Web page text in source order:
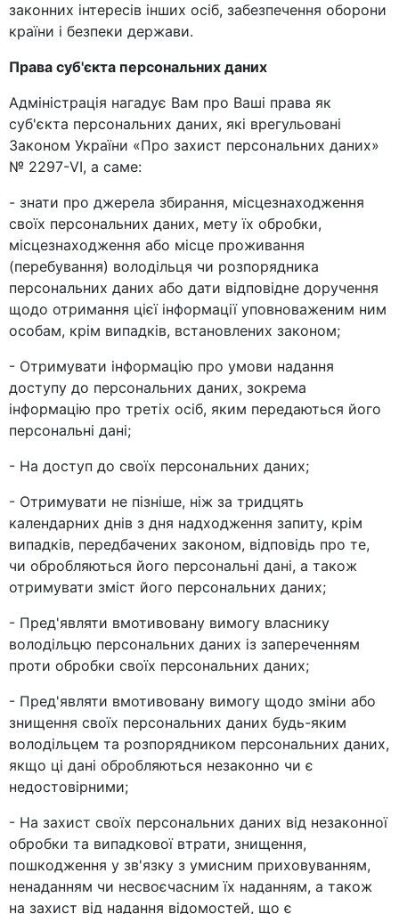
законних інтересів інших осіб, забезпечення оборони
країни і безпеки держави.
Права суб'єкта персональних даних
Адміністрація нагадує Вам про Ваші права як
суб'єкта персональних даних, які врегульовані
Законом України «Про захист персональних даних»
№ 2297-VI, а саме:
- знати про джерела збирання, місцезнаходження
своїх персональних даних, мету їх обробки,
місцезнаходження або місце проживання
(перебування) володільця чи розпорядника
персональних даних або дати відповідне доручення
щодо отримання цієї інформації уповноваженим ним
особам, крім випадків, встановлених законом;
- Отримувати інформацію про умови надання
доступу до персональних даних, зокрема
інформацію про третіх осіб, яким передаються його
персональні дані;
- На доступ до своїх персональних даних;
- Отримувати не пізніше, ніж за тридцять
календарних днів з дня надходження запиту, крім
випадків, передбачених законом, відповідь про те,
чи обробляються його персональні дані, а також
отримувати зміст його персональних даних;
- Пред'являти вмотивовану вимогу власнику
володільцю персональних даних із запереченням
проти обробки своїх персональних даних;
- Пред'являти вмотивовану вимогу щодо зміни або
знищення своїх персональних даних будь-яким
володільцем та розпорядником персональних даних,
якщо ці дані обробляються незаконно чи є
недостовірними;
- На захист своїх персональних даних від незаконної
обробки та випадкової втрати, знищення,
пошкодження у зв'язку з умисним приховуванням,
ненаданням чи несвоєчасним їх наданням, а також
на захист від надання відомостей, що є